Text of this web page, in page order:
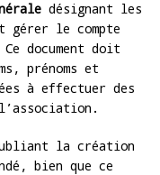
désignant les
le compte
document doit
prénoms et
à effectuer des
la création
bien que ce